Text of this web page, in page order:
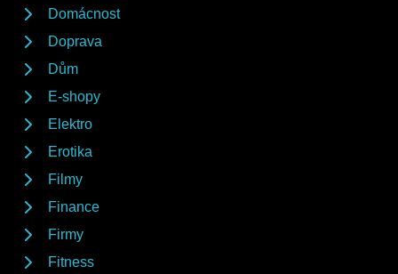
Domácnost
Doprava
Dům
E-shopy
Elektro
Erotika
Filmy
Finance
Firmy
Fitness